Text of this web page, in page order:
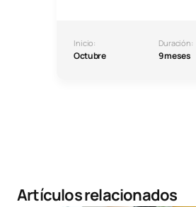
Inicio:
Octubre
Duración:
9 meses
Artículos relacionados